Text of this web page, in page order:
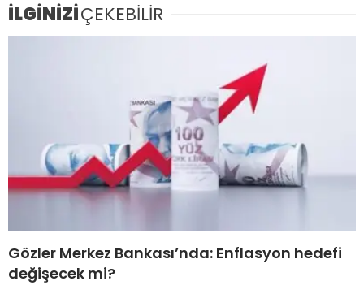
İLGİNİZİÇEKEBİLİR
Gözler Merkez Bankası’nda: Enflasyon hedefi
değişecek mi?